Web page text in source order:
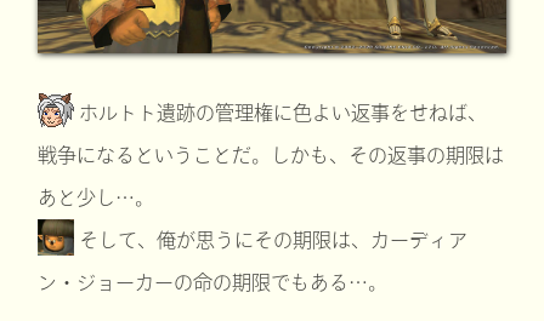
ホルトト遺跡の管理権に色よい返事をせねば、
戦争になるということだ。しかも、その返事の期限は
あと少し…。
そして、俺が思うにその期限は、カーディア
ン・ジョーカーの命の期限でもある…。